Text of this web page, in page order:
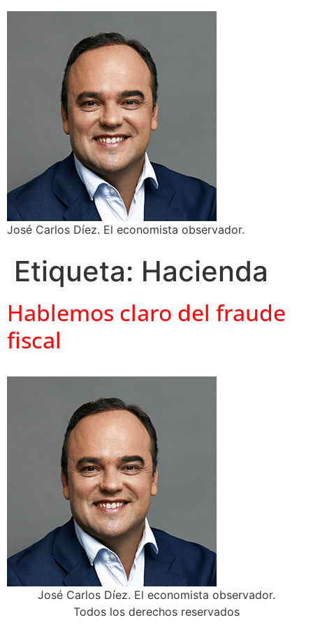
José Carlos Díez. El economista observador.
Etiqueta: Hacienda
Hablemos claro del fraude
fiscal
José Carlos Díez. El economista observador.
Todos los derechos reservados